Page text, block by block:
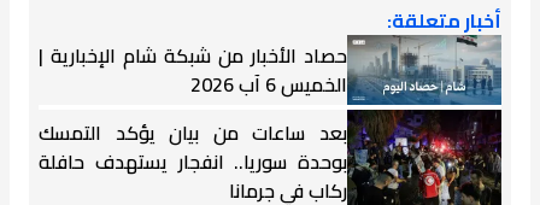
أخبار متعلقة:
حصاد الأخبار من شبكة شام الإخبارية |
الخميس 6 آب 2026
بعد ساعات من بيان يؤكد التمسك
بوحدة سوريا.. انفجار يستهدف حافلة
ركاب في جرمانا